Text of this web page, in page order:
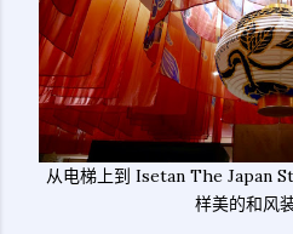
从电梯上到 Isetan The Japan
样美的和风